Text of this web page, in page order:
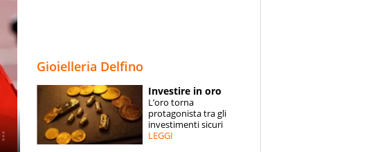
SPECIALI
ESPERTI
Gioielleria Delfino
Investire in oro
L’oro torna
protagonista tra gli
investimenti sicuri
LEGGI